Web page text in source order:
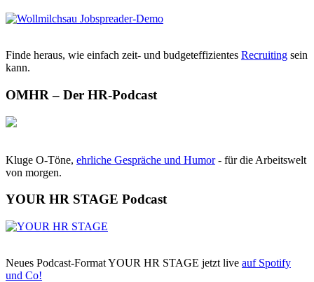
Finde heraus, wie einfach zeit- und budgeteffizientes Recruiting sein
kann.
OMHR – Der HR-Podcast
Kluge O-Töne, ehrliche Gespräche und Humor- für die Arbeitswelt
von morgen.
YOUR HR STAGE Podcast
Neues Podcast-Format YOUR HR STAGE jetzt live auf Spotify
und Co!